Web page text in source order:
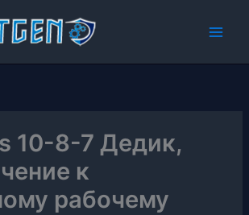
10-8-7 Дедик,
к
рабочему